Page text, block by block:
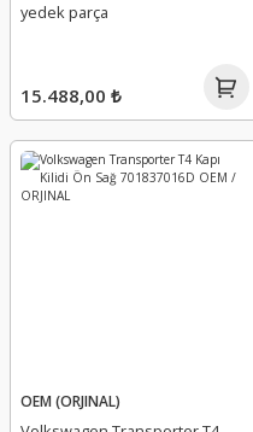
yedek parça
15.488,00 ₺
OEM (ORJINAL)